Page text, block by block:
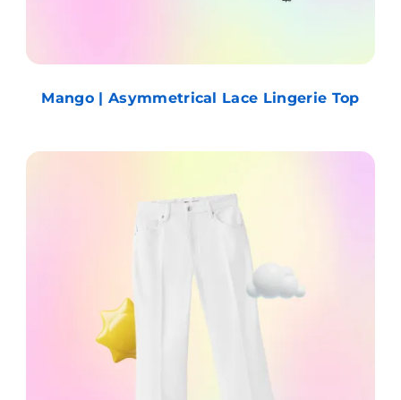
Mango | Asymmetrical Lace Lingerie Top